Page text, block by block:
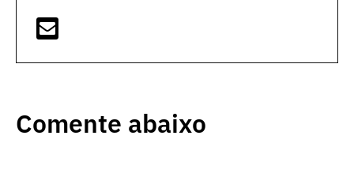
Comente abaixo